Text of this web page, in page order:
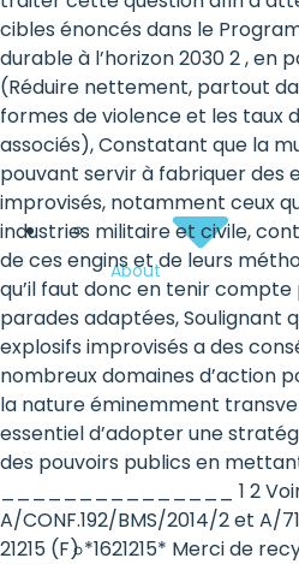
the
international
agenda
About
cibles énoncés dans le
durable à l’horizon 2030 2 , en
(Réduire nettement, partout
formes de violence et les taux
associés), Constatant que la
pouvant servir à fabriquer des
improvisés, notamment ceux
industries militaire et civile,
de ces engins et de leurs
qu’il faut donc en tenir
parades adaptées, Soulignant
explosifs improvisés a des
nombreux domaines d’action
la nature éminemment
essentiel d’adopter une
des pouvoirs publics en
_______________ 1 2 Voir
A/CONF.192/BMS/2014/2 et A/
21215 (F) *1621215* Merci de